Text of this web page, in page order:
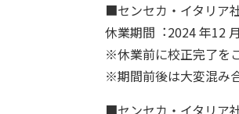
■センセカ・イタリア
休業期間︓2024 年12
※休業前に校正完了を
※期間前後は大変混み
■センセカ・イタリア